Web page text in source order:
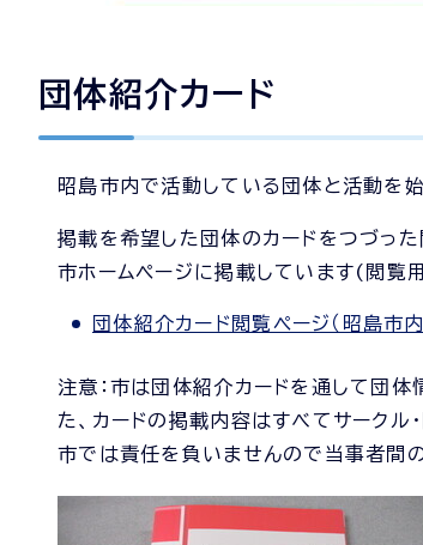
団体紹介カード
昭島市内で活動している団体と活動を
掲載を希望した団体のカードをつづっ
市ホームページに掲載しています(閲覧
団体紹介カード閲覧ページ（昭島市
注意：市は団体紹介カードを通して団
た、カードの掲載内容はすべてサーク
市では責任を負いませんので当事者間